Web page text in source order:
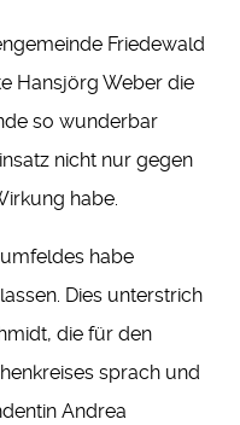
Friedewald
Hansjörg Weber die
so wunderbar
nicht nur gegen
habe.
habe
Dies unterstrich
die für den
sprach und
Andrea